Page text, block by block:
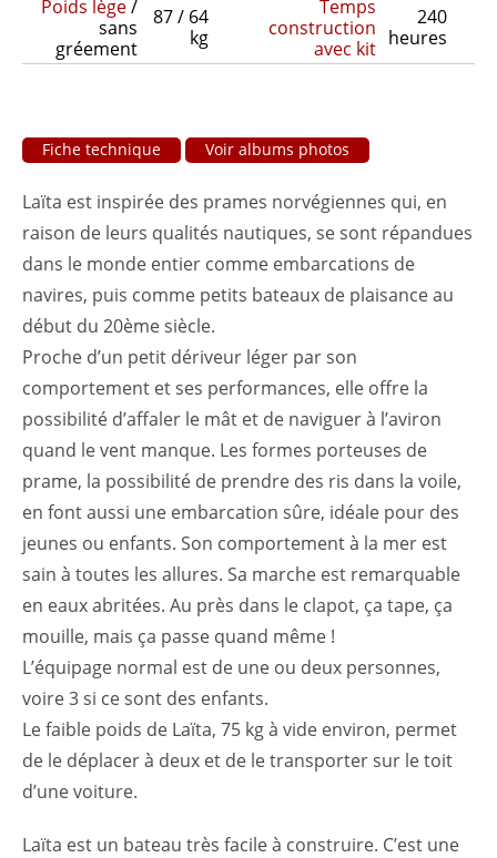
Poids lège/
sans
gréement
87 / 64
kg
Temps
construction
avec kit
240
heures
Fiche technique Voir albums photos
Laïta est inspirée des prames norvégiennes qui, en
raison de leurs qualités nautiques, se sont répandues
dans le monde entier comme embarcations de
navires, puis comme petits bateaux de plaisance au
début du 20ème siècle.
Proche d’un petit dériveur léger par son
comportement et ses performances, elle offre la
possibilité d’affaler le mât et de naviguer à l’aviron
quand le vent manque. Les formes porteuses de
prame, la possibilité de prendre des ris dans la voile,
en font aussi une embarcation sûre, idéale pour des
jeunes ou enfants. Son comportement à la mer est
sain à toutes les allures. Sa marche est remarquable
en eaux abritées. Au près dans le clapot, ça tape, ça
mouille, mais ça passe quand même !
L’équipage normal est de une ou deux personnes,
voire 3 si ce sont des enfants.
Le faible poids de Laïta, 75 kg à vide environ, permet
de le déplacer à deux et de le transporter sur le toit
d’une voiture.
Laïta est un bateau très facile à construire. C’est une